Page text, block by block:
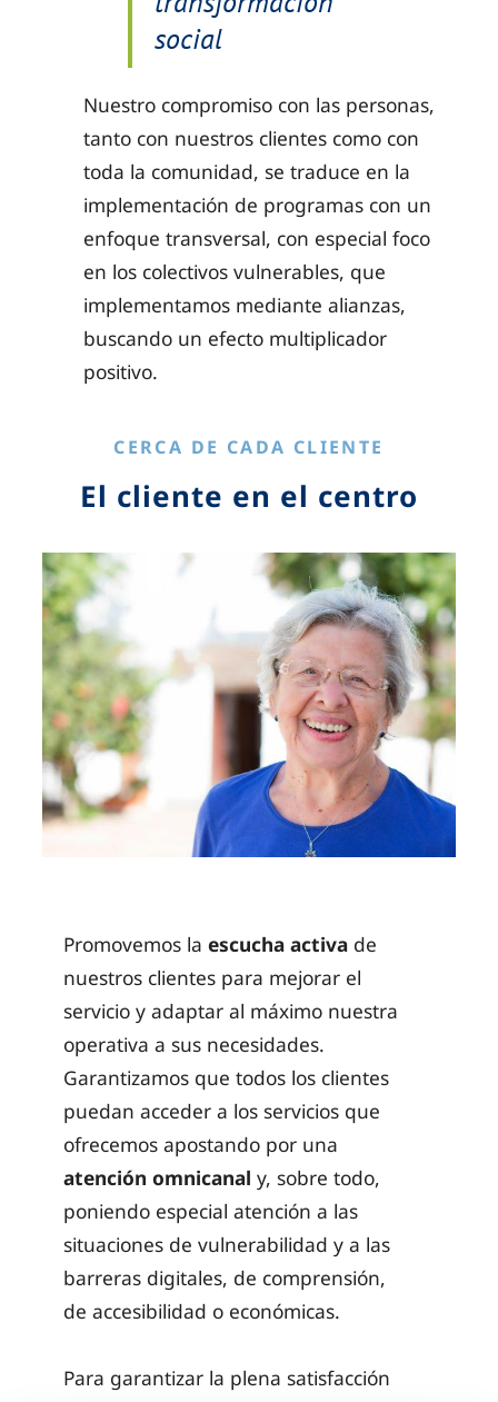
social
Nuestro compromiso con las personas,
tanto con nuestros clientes como con
toda la comunidad, se traduce en la
implementación de programas con un
enfoque transversal, con especial foco
en los colectivos vulnerables, que
implementamos mediante alianzas,
buscando un efecto multiplicador
positivo.
CERCA DE CADA CLIENTE
El cliente en el centro
Promovemos la escucha activade
nuestros clientes para mejorar el
servicio y adaptar al máximo nuestra
operativa a sus necesidades.
Garantizamos que todos los clientes
puedan acceder a los servicios que
ofrecemos apostando por una
atención omnicanal y, sobre todo,
poniendo especial atención a las
situaciones de vulnerabilidad y a las
barreras digitales, de comprensión,
de accesibilidad o económicas.
Para garantizar la plena satisfacción